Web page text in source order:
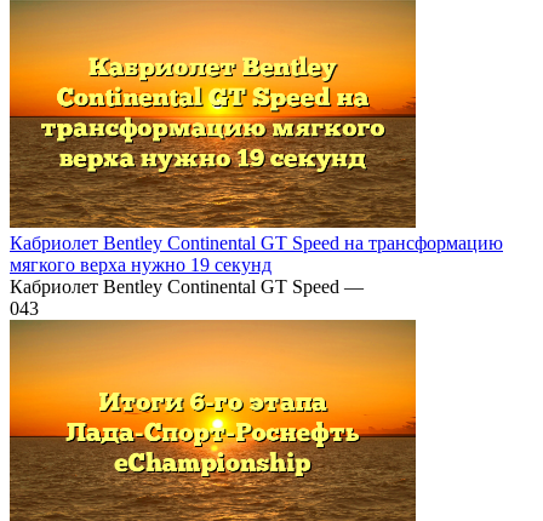
Кабриолет Bentley Continental GT Speed на трансформацию
мягкого верха нужно 19 секунд
Кабриолет Bentley Continental GT Speed —
043